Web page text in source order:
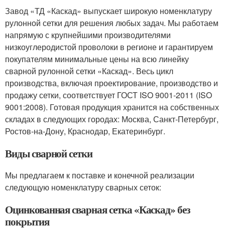
Завод «ТД «Каскад» выпускает широкую номенклатуру
рулонной сетки для решения любых задач. Мы работаем
напрямую с крупнейшими производителями
низкоуглеродистой проволоки в регионе и гарантируем
покупателям минимальные цены на всю линейку
сварной рулонной сетки «Каскад». Весь цикл
производства, включая проектирование, производство и
продажу сетки, соответствует ГОСТ ISO 9001-2011 (ISO
9001:2008). Готовая продукция хранится на собственных
складах в следующих городах: Москва, Санкт-Петербург,
Ростов-на-Дону, Краснодар, Екатеринбург.
Виды сварной сетки
Мы предлагаем к поставке и конечной реализации
следующую номенклатуру сварных сеток:
Оцинкованная сварная сетка «Каскад» без
покрытия